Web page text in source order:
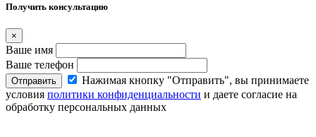
Получить консультацию
×
Ваше имя
Ваше телефон
Отправить
Нажимая кнопку "Отправить", вы принимаете
условия политики конфиденциальности и даете согласие на
обработку персональных данных